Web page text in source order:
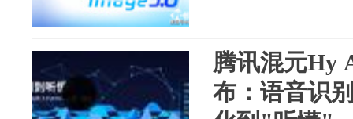
腾讯混元Hy
布：语音识